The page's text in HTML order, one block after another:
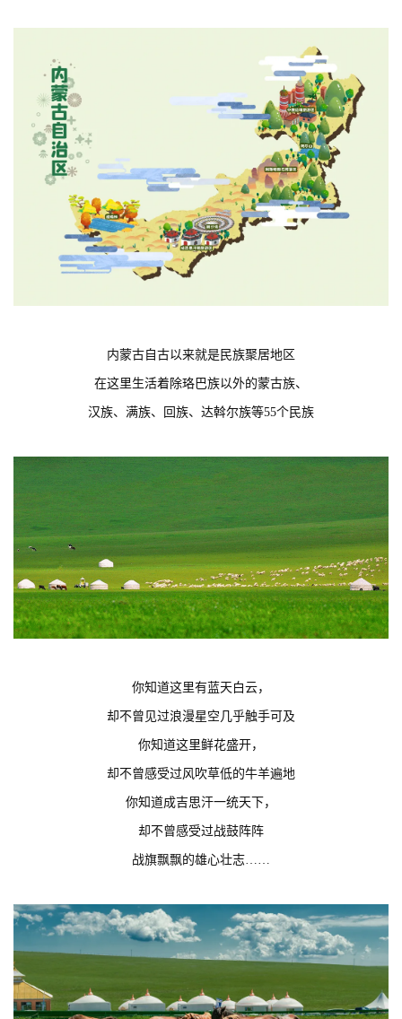
内蒙古自古以来就是民族聚居地区
在这里生活着除珞巴族以外的蒙古族、
汉族、满族、回族、达斡尔族等55个民族
你知道这里有蓝天白云，
却不曾见过浪漫星空几乎触手可及
你知道这里鲜花盛开，
却不曾感受过风吹草低的牛羊遍地
你知道成吉思汗一统天下，
却不曾感受过战鼓阵阵
战旗飘飘的雄心壮志……